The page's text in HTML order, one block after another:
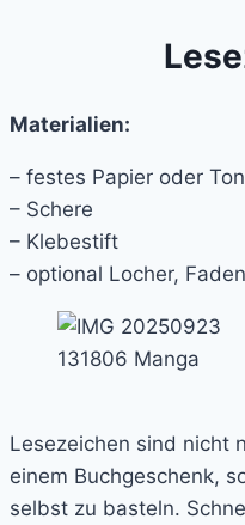
Materialien:
– festes Papier oder
– Schere
– Klebestift
– optional Locher,
Lesezeichen sind nicht
einem Buchgeschenk,
selbst zu basteln.